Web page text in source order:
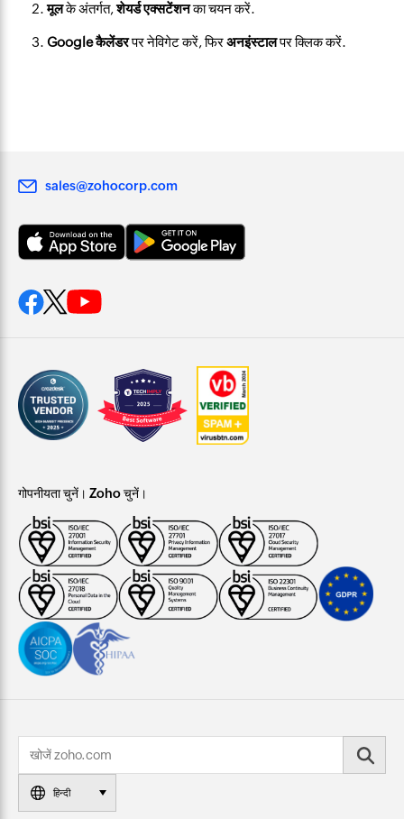
मूलके अंतर्गत,शेयर्ड एक्सटेंशनका चयन करें.
Google कैलेंडरपर नेविगेट करें, फिरअनइंस्टालपर क्लिक करें.
sales@zohocorp.com
गोपनीयता चुनें। Zoho चुनें।
हिन्दी